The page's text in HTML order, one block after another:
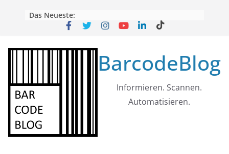
Das Neueste:
BarcodeBlog
Informieren. Scannen.
Automatisieren.